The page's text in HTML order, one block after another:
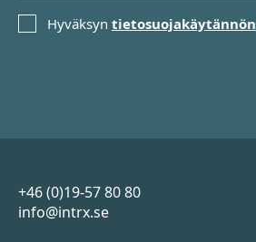
Hyväksyn tietosuojakäytännön
+46 (0)19-57 80 80
info@intrx.se